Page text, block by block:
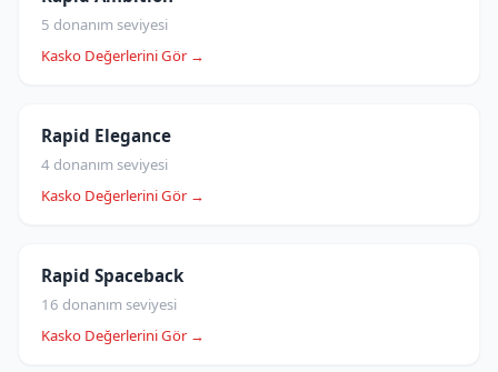
5 donanım seviyesi
Kasko Değerlerini Gör →
Rapid Elegance
4 donanım seviyesi
Kasko Değerlerini Gör →
Rapid Spaceback
16 donanım seviyesi
Kasko Değerlerini Gör →